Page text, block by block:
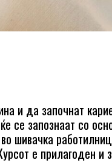
и да започнат
се запознаат со
шивачка
е прилагоден и